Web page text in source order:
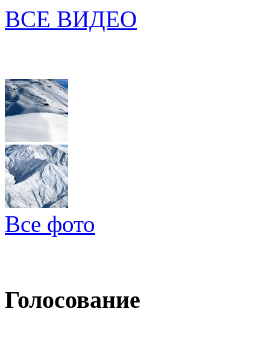
ВСЕ ВИДЕО
Все фото
Голосование